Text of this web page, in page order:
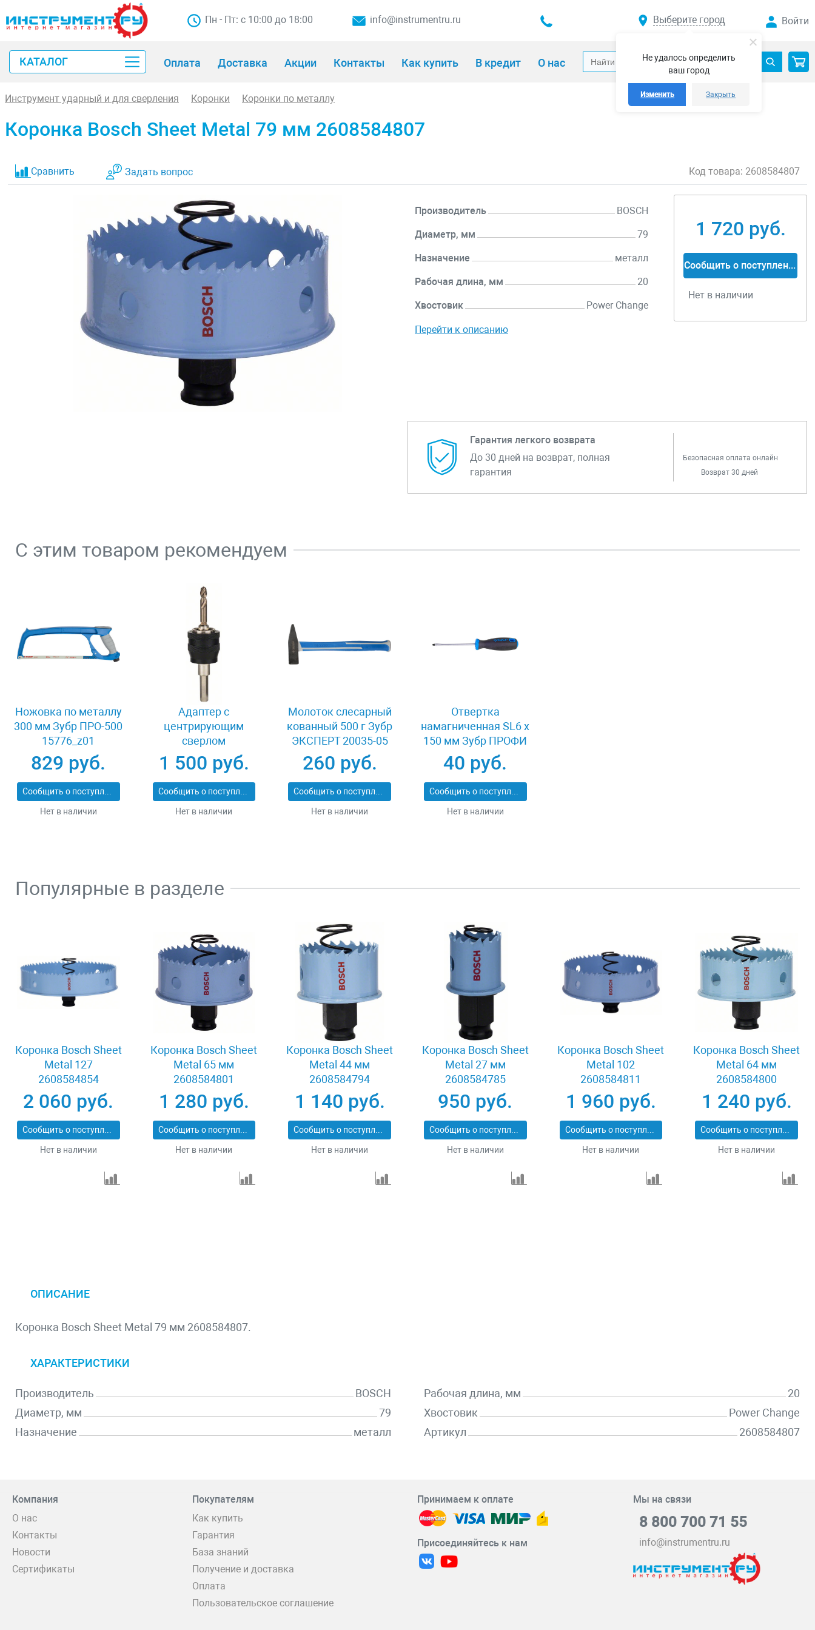
Не удалось определить
ваш город
Изменить Закрыть
Пн - Пт: с 10:00 до 18:00 info@instrumentru.ru Выберите город Войти
КАТАЛОГ Оплата Доставка Акции Контакты Как купить В кредит О нас
Инструмент ударный и для сверления Коронки Коронки по металлу
Коронка Bosch Sheet Metal 79 мм 2608584807
Сравнить Задать вопрос Код товара: 2608584807
Производитель BOSCH
Диаметр, мм 79
Назначение металл
Рабочая длина, мм 20
Хвостовик Power Change
Перейти к описанию
1 720 руб.
Сообщить о поступлении
Нет в наличии
Гарантия легкого возврата
До 30 дней на возврат, полная
гарантия
Безопасная оплата онлайн
Возврат 30 дней
С этим товаром рекомендуем
Ножовка по металлу
300 мм Зубр ПРО-500
15776_z01
829 руб.
Сообщить о поступлении
Нет в наличии
Адаптер c
центрирующим
сверлом
шестигранный
хвостовик 8 мм
Bosch Power Change
2608584814
1 500 руб.
Сообщить о поступлении
Нет в наличии
Молоток слесарный
кованный 500 г Зубр
ЭКСПЕРТ 20035-05
260 руб.
Сообщить о поступлении
Нет в наличии
Отвертка
намагниченная SL6 x
150 мм Зубр ПРОФИ
25231-6.0-150
40 руб.
Сообщить о поступлении
Нет в наличии
Популярные в разделе
Коронка Bosch Sheet
Metal 127
2608584854
2 060 руб.
Сообщить о поступлении
Нет в наличии
Коронка Bosch Sheet
Metal 65 мм
2608584801
1 280 руб.
Сообщить о поступлении
Нет в наличии
Коронка Bosch Sheet
Metal 44 мм
2608584794
1 140 руб.
Сообщить о поступлении
Нет в наличии
Коронка Bosch Sheet
Metal 27 мм
2608584785
950 руб.
Сообщить о поступлении
Нет в наличии
Коронка Bosch Sheet
Metal 102
2608584811
1 960 руб.
Сообщить о поступлении
Нет в наличии
Коронка Bosch Sheet
Metal 64 мм
2608584800
1 240 руб.
Сообщить о поступлении
Нет в наличии
ОПИСАНИЕ
Коронка Bosch Sheet Metal 79 мм 2608584807.
ХАРАКТЕРИСТИКИ
Производитель
BOSCH
Диаметр, мм
79
Назначение
металл
Рабочая длина, мм
20
Хвостовик
Power Change
Артикул
2608584807
Компания
О нас
Контакты
Новости
Сертификаты
Покупателям
Как купить
Гарантия
База знаний
Получение и доставка
Оплата
Пользовательское соглашение
Принимаем к оплате
Присоединяйтесь к нам
Мы на связи
8 800 700 71 55
info@instrumentru.ru